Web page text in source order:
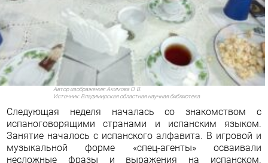
Автор изображения:Акимова О. В.
Источник:Владимирская областная научная библиотека
Следующая неделя началась со знакомством с
испаноговорящими странами и испанским языком.
Занятие началось с испанского алфавита. В игровой и
музыкальной форме «спец-агенты» осваивали
несложные фразы и выражения на испанском.